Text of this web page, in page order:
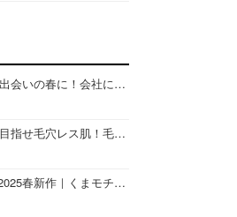
【2026最新版】出会いの春に！会社にもおすすめの好印象な香水14選♡ビジネスの場での香水マナーも
【2025最新版】目指せ毛穴レス肌！毛穴を埋めて隠す「おすすめ部分用下地＆プライマー」ランキング♡
キャシードール2025春新作｜くまモチーフのミニリップ「シャイニーベア リップモイスト」をレビュー♡